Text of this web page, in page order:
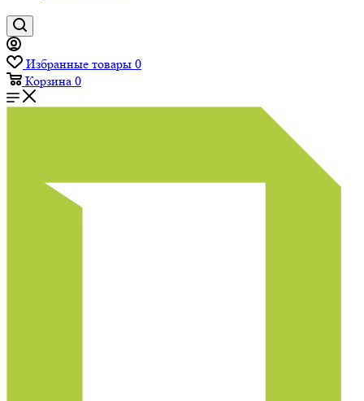
Избранные товары 0
Корзина 0